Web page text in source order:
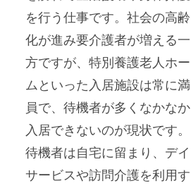
を行う仕事です。社会の高齢
化が進み要介護者が増える一
方ですが、特別養護老人ホー
ムといった入居施設は常に満
員で、待機者が多くなかなか
入居できないのが現状です。
待機者は自宅に留まり、デイ
サービスや訪問介護を利用す